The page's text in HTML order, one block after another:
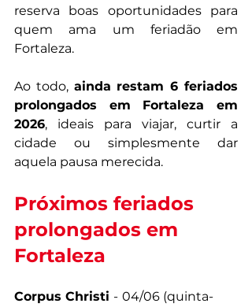
reserva boas oportunidades para
quem ama um feriadão em
Fortaleza.
Ao todo, ainda restam 6 feriados
prolongados em Fortaleza em
2026, ideais para viajar, curtir a
cidade ou simplesmente dar
aquela pausa merecida.
Próximos feriados
prolongados em
Fortaleza
Corpus Christi - 04/06 (quinta-